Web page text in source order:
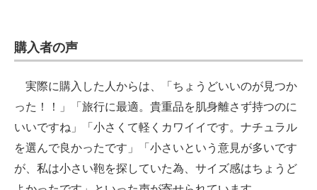
購入者の声
実際に購入した人からは、「ちょうどいいのが見つか
った！！」「旅行に最適。貴重品を肌身離さず持つのに
いいですね」「小さくて軽くカワイイです。ナチュラル
を選んで良かったです」「小さいという意見が多いです
が、私は小さい鞄を探していた為、サイズ感はちょうど